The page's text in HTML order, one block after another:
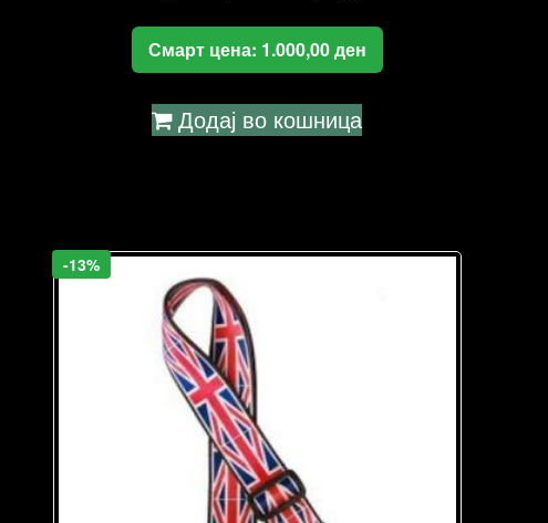
Смарт цена: 1.000,00ден
Додај во кошница
-13%